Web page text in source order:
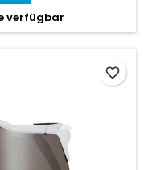
verfügbar
favorite_border